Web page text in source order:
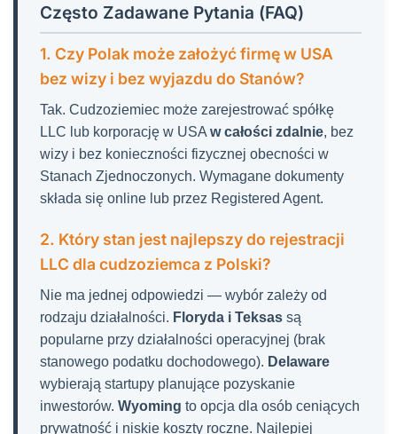
Często Zadawane Pytania (FAQ)
1. Czy Polak może założyć firmę w USA
bez wizy i bez wyjazdu do Stanów?
Tak. Cudzoziemiec może zarejestrować spółkę
LLC lub korporację w USA w całości zdalnie, bez
wizy i bez konieczności fizycznej obecności w
Stanach Zjednoczonych. Wymagane dokumenty
składa się online lub przez Registered Agent.
2. Który stan jest najlepszy do rejestracji
LLC dla cudzoziemca z Polski?
Nie ma jednej odpowiedzi — wybór zależy od
rodzaju działalności. Floryda i Teksas są
popularne przy działalności operacyjnej (brak
stanowego podatku dochodowego). Delaware
wybierają startupy planujące pozyskanie
inwestorów. Wyoming to opcja dla osób ceniących
prywatność i niskie koszty roczne. Najlepiej